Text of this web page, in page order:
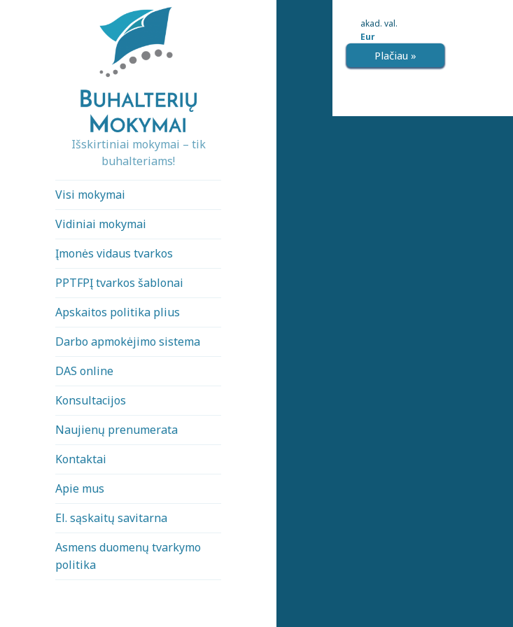
Išskirtiniai mokymai – tik
buhalteriams!
Visi mokymai
Vidiniai mokymai
Įmonės vidaus tvarkos
PPTFPĮ tvarkos šablonai
Apskaitos politika plius
Darbo apmokėjimo sistema
DAS online
Konsultacijos
Naujienų prenumerata
Kontaktai
Apie mus
El. sąskaitų savitarna
Asmens duomenų tvarkymo
politika
akad. val.
Eur
Plačiau »